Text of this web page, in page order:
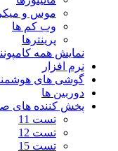
موس و
وب کم ها
پرینترها
نمایش همه
نرم افزار
گوشی های
دوربین ها
پخش کننده های
تست 11
تست 12
تست 15